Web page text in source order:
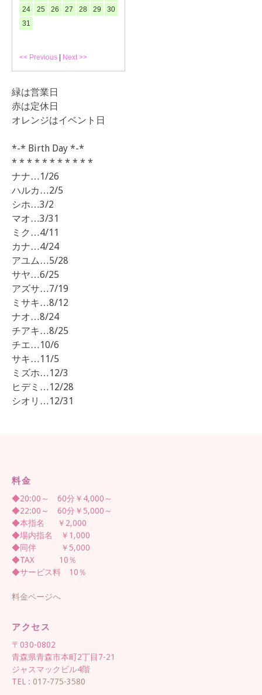
<< Previous Next >>
24
25 26 27 28 29
30
31
緑は営業日
赤は定休日
オレンジはイベント日
*-* Birth Day *-*
* * * * * * * * * * *
ナナ…1/26
ハルカ…2/5
シホ…3/2
マオ…3/31
ミク…4/11
カナ…4/24
アユム…5/28
サヤ…6/25
アズサ…7/19
ミサキ…8/12
ナオ…8/24
チアキ…8/25
チエ…10/6
サキ…11/5
ミズホ…12/3
ヒデミ…12/28
シオリ…12/31
料金
◆20:00～ 60分￥4,000～
◆22:00～ 60分￥5,000～
◆本指名 ￥2,000
◆場内指名 ￥1,000
◆同伴 ￥5,000
◆TAX 10％
◆サービス料 10％
料金ページへ
アクセス
〒030-0802
青森県青森市本町2丁目7-21
ジャスマックビル4階
TEL : 017-775-3580